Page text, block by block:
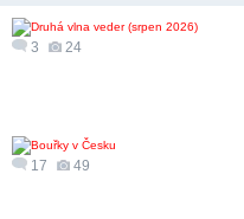
3 24
17 49